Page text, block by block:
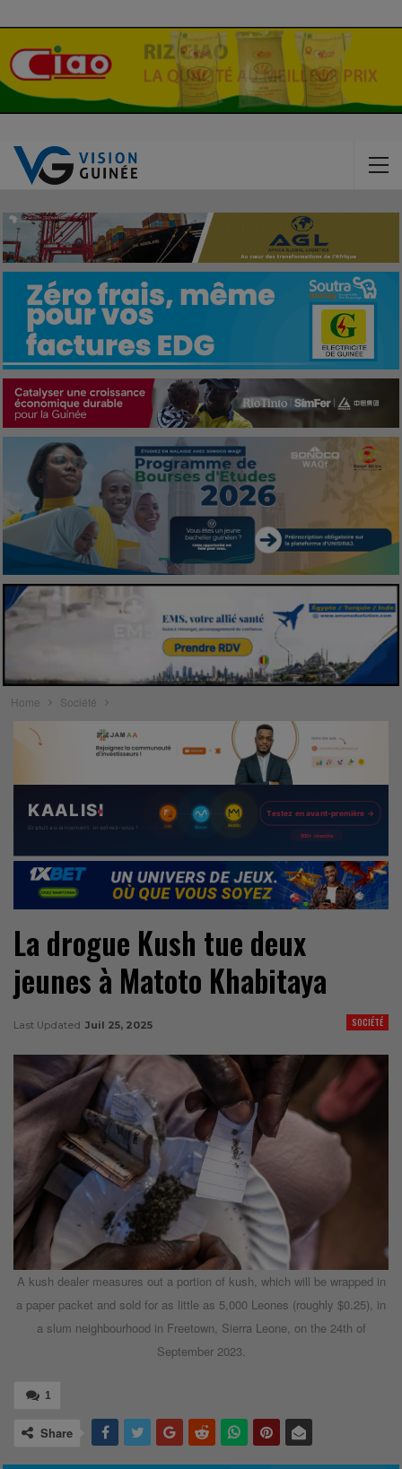
Home Société
La drogue Kush tue deux
jeunes à Matoto Khabitaya
SOCIÉTÉ
Last Updated Juil 25, 2025
A kush dealer measures out a portion of kush, which will be wrapped in
a paper packet and sold for as little as 5,000 Leones (roughly $0.25), in
a slum neighbourhood in Freetown, Sierra Leone, on the 24th of
September 2023.
1
Share